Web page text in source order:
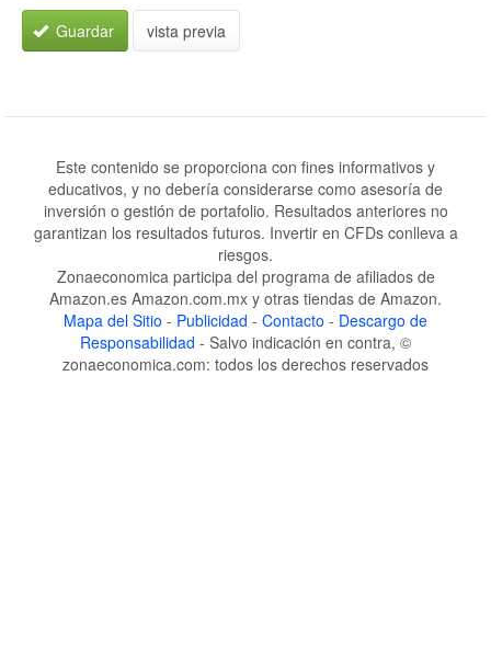
Guardar vista previa
Este contenido se proporciona con fines informativos y
educativos, y no debería considerarse como asesoría de
inversión o gestión de portafolio. Resultados anteriores no
garantizan los resultados futuros. Invertir en CFDs conlleva a
riesgos.
Zonaeconomica participa del programa de afiliados de
Amazon.es Amazon.com.mx y otras tiendas de Amazon.
Mapa del Sitio - Publicidad - Contacto - Descargo de
Responsabilidad - Salvo indicación en contra, ©
zonaeconomica.com: todos los derechos reservados